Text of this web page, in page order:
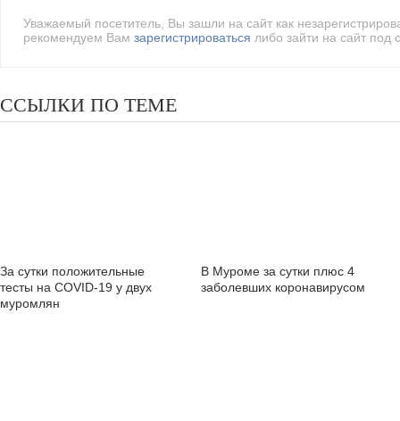
Уважаемый посетитель, Вы зашли на сайт как
рекомендуем Вам зарегистрироваться либо зайти на сайт под
ССЫЛКИ ПО ТЕМЕ
За сутки положительные
тесты на COVID-19 у двух
муромлян
В Муроме за сутки плюс 4
заболевших коронавирусом